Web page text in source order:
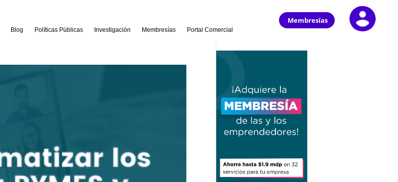
Blog Políticas Públicas Investigación Membresías Portal Comercial
Membresías